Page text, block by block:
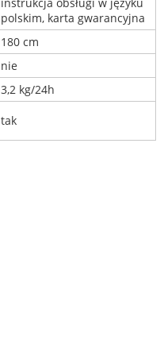
polskim, karta gwarancyjna
180 cm
nie
3,2 kg/24h
tak